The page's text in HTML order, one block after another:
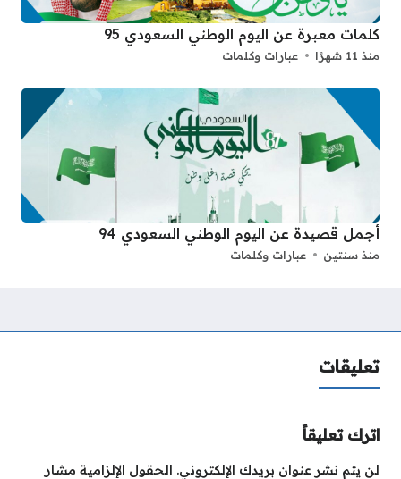
كلمات معبرة عن اليوم الوطني السعودي 95
منذ 11 شهرًا عبارات وكلمات
أجمل قصيدة عن اليوم الوطني السعودي 94
منذ سنتين عبارات وكلمات
تعليقات
اترك تعليقاً
لن يتم نشر عنوان بريدك الإلكتروني. الحقول الإلزامية مشار